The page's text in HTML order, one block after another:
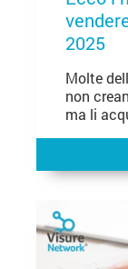
2025
Molte
non
ma li